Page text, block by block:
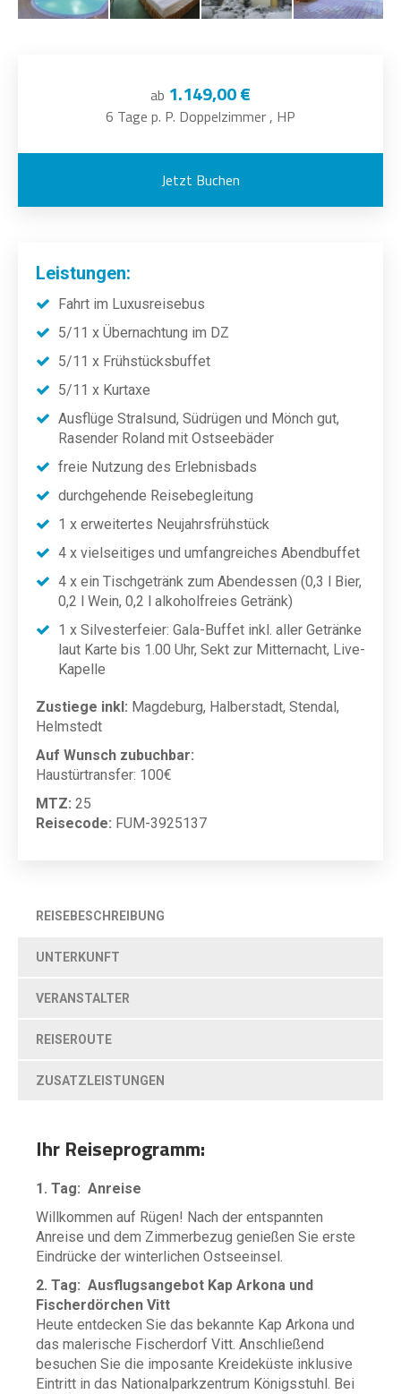
ab 1.149,00 €
6 Tage p. P. Doppelzimmer , HP
Jetzt Buchen
Leistungen:
Fahrt im Luxusreisebus
5/11 x Übernachtung im DZ
5/11 x Frühstücksbuffet
5/11 x Kurtaxe
Ausflüge Stralsund, Südrügen und Mönch gut,
Rasender Roland mit Ostseebäder
freie Nutzung des Erlebnisbads
durchgehende Reisebegleitung
1 x erweitertes Neujahrsfrühstück
4 x vielseitiges und umfangreiches Abendbuffet
4 x ein Tischgetränk zum Abendessen (0,3 l Bier,
0,2 l Wein, 0,2 l alkoholfreies Getränk)
1 x Silvesterfeier: Gala-Buffet inkl. aller Getränke
laut Karte bis 1.00 Uhr, Sekt zur Mitternacht, Live-
Kapelle
Zustiege inkl: Magdeburg, Halberstadt, Stendal,
Helmstedt
Auf Wunsch zubuchbar:
Haustürtransfer: 100€
MTZ: 25
Reisecode: FUM-3925137
REISEBESCHREIBUNG
UNTERKUNFT
VERANSTALTER
REISEROUTE
ZUSATZLEISTUNGEN
Ihr Reiseprogramm:
1. Tag: Anreise
Willkommen auf Rügen! Nach der entspannten
Anreise und dem Zimmerbezug genießen Sie erste
Eindrücke der winterlichen Ostseeinsel.
2. Tag: Ausflugsangebot Kap Arkona und
Fischerdörchen Vitt
Heute entdecken Sie das bekannte Kap Arkona und
das malerische Fischerdorf Vitt. Anschließend
besuchen Sie die imposante Kreideküste inklusive
Eintritt in das Nationalparkzentrum Königsstuhl. Bei